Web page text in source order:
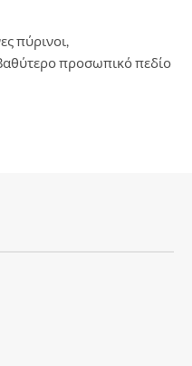
πύρινοι,
προσωπικό πεδίο